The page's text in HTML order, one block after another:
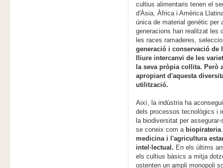
cultius alimentaris tenen el
d'Àsia, Àfrica i Amèrica
única de material genètic per
generacions han realitzat les
les races ramaderes,
generació i conservació de
lliure intercanvi de les
la seva pròpia collita.
apropiant d'aquesta
utilització.
Així, la indústria ha
dels processos tecnològics i
la biodiversitat per
se coneix com a biopirateria
medicina i l'agricultura
intel·lectual. En els últims
els cultius bàsics a mitja
ostenten un ampli monopoli